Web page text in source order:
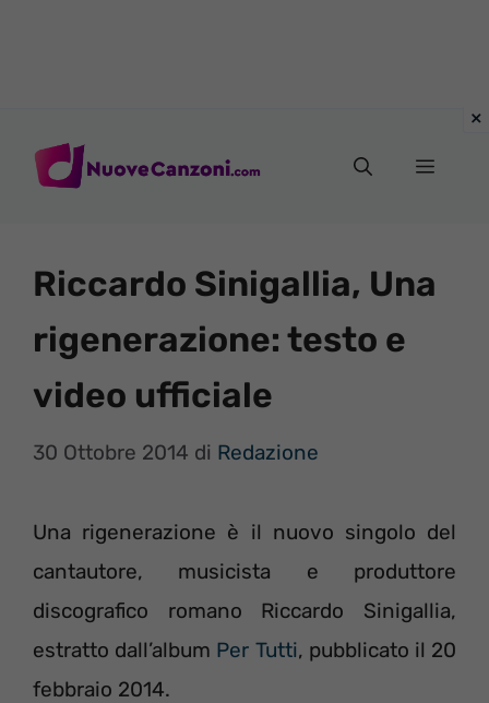
Menu
Riccardo Sinigallia, Una
rigenerazione: testo e
video ufficiale
30 Ottobre 2014 di Redazione
Una rigenerazione è il nuovo singolo del
cantautore, musicista e produttore
discografico romano Riccardo Sinigallia,
estratto dall’album Per Tutti, pubblicato il 20
febbraio 2014.